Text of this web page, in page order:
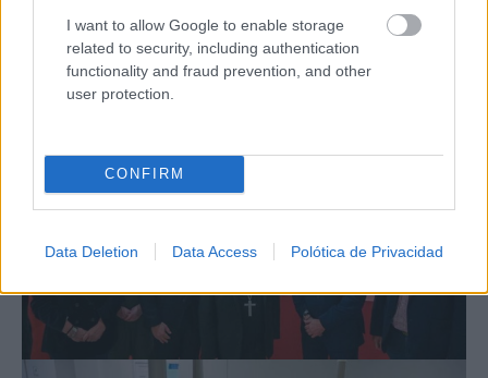
I want to allow Google to enable storage
related to security, including authentication
functionality and fraud prevention, and other
user protection.
CONFIRM
Data Deletion Data Access Polótica de Privacidad
ambiciosos. El acto ha estado amenizado con la
interpretación musical del reconocido “Dúo